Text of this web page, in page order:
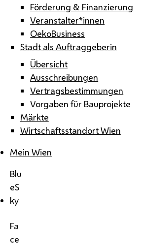
Förderung & Finanzierung
Veranstalter*innen
OekoBusiness
Stadt als Auftraggeberin
Übersicht
Ausschreibungen
Vertragsbestimmungen
Vorgaben für Bauprojekte
Märkte
Wirtschaftsstandort Wien
Mein Wien
Blu
eS
ky
Fa
ce